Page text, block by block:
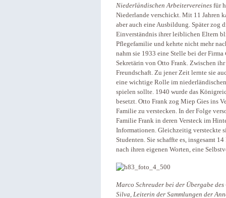
Niederländischen Arbeitervereines für
Niederlande verschickt. Mit 11 Jahren
aber auch eine Ausbildung. Später zog
Einverständnis ihrer leiblichen Eltern
Pflegefamilie und kehrte nicht mehr
nahm sie 1933 eine Stelle bei der Firma
Sekretärin von Otto Frank. Zwischen
Freundschaft. Zu jener Zeit lernte sie
eine wichtige Rolle im
spielen sollte. 1940 wurde das
besetzt. Otto Frank zog Miep Gies ins
Familie zu verstecken. In der Folge
Familie Frank in deren Versteck im
Informationen. Gleichzeitig versteckte
Studenten. Sie schaffte es, insgesamt
nach ihren eigenen Worten, eine
Marco Schreuder bei der Übergabe
Silva, Leiterin der Sammlungen der